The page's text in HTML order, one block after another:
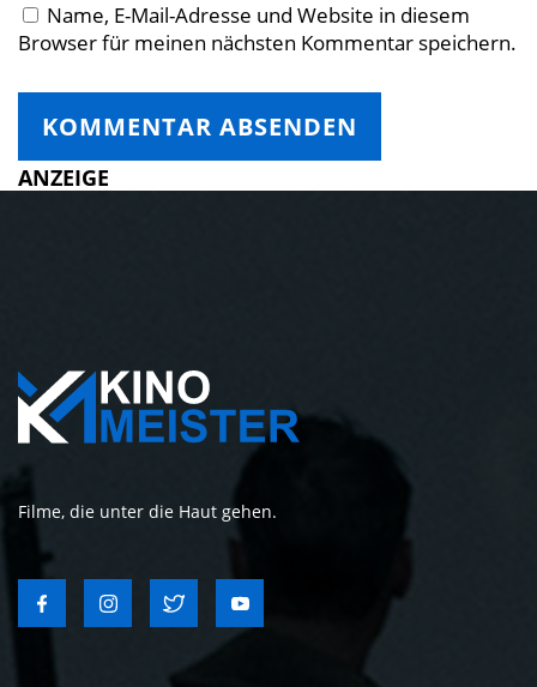
Name, E-Mail-Adresse und Website in diesem
Browser für meinen nächsten Kommentar speichern.
ANZEIGE
Filme, die unter die Haut gehen.